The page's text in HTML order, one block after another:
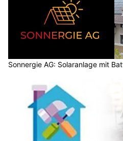
Sonnergie AG: Solaranlage mit